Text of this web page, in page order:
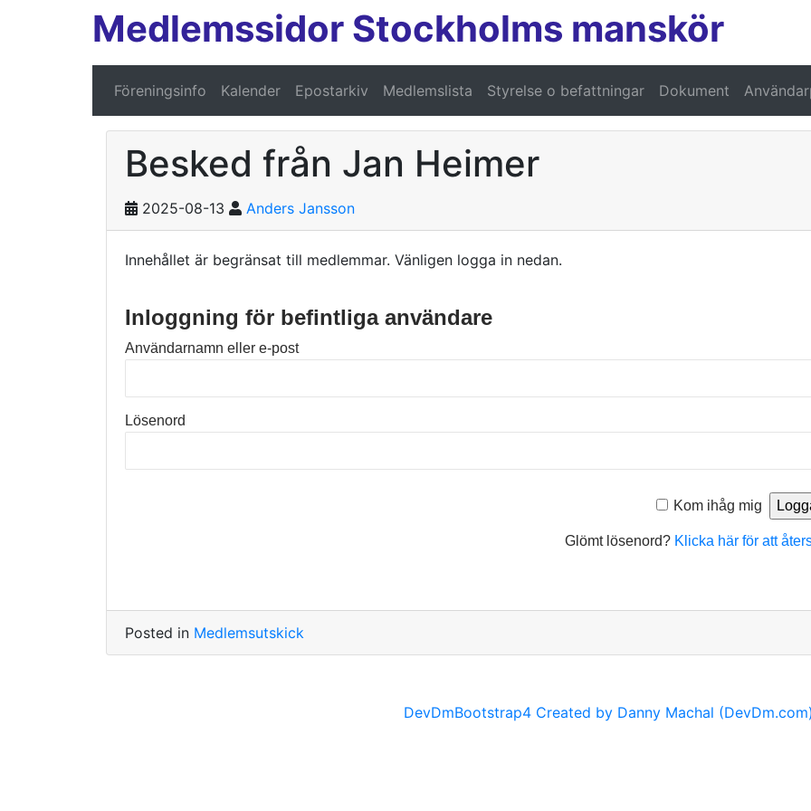
Medlemssidor Stockholms manskör
Föreningsinfo Kalender Epostarkiv Medlemslista Styrelse o befattningar Dokument
Besked från Jan Heimer
2025-08-13 Anders Jansson
Innehållet är begränsat till medlemmar. Vänligen logga in nedan.
Inloggning för befintliga användare
Användarnamn eller e-post
Lösenord
Kom ihåg mig
Glömt lösenord? Klicka här för att
Posted in Medlemsutskick
DevDmBootstrap4 Created by Danny Machal (DevDm.com)